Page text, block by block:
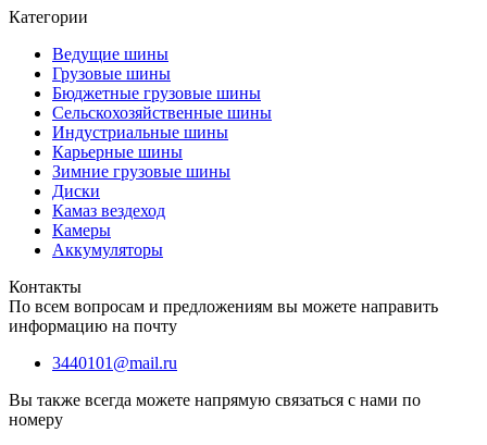
Категории
Ведущие шины
Грузовые шины
Бюджетные грузовые шины
Сельскохозяйственные шины
Индустриальные шины
Карьерные шины
Зимние грузовые шины
Диски
Камаз вездеход
Камеры
Аккумуляторы
Контакты
По всем вопросам и предложениям вы можете направить
информацию на почту
3440101@mail.ru
Вы также всегда можете напрямую связаться с нами по
номеру